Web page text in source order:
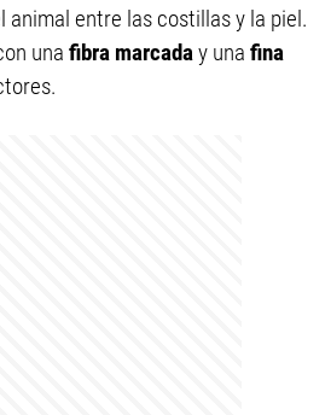
animal entre las costillas y la piel.
una fibra marcaday una fina